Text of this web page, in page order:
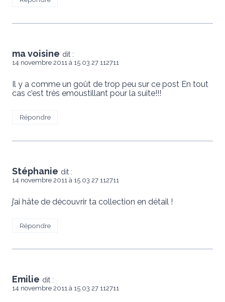
ma voisine dit :
14 novembre 2011 à 15 03 27 112711
Il y a comme un goût de trop peu sur ce post En tout
cas c’est très emoustillant pour la suite!!!
Répondre
Stéphanie dit :
14 novembre 2011 à 15 03 27 112711
j’ai hâte de découvrir ta collection en détail !
Répondre
Emilie dit :
14 novembre 2011 à 15 03 27 112711